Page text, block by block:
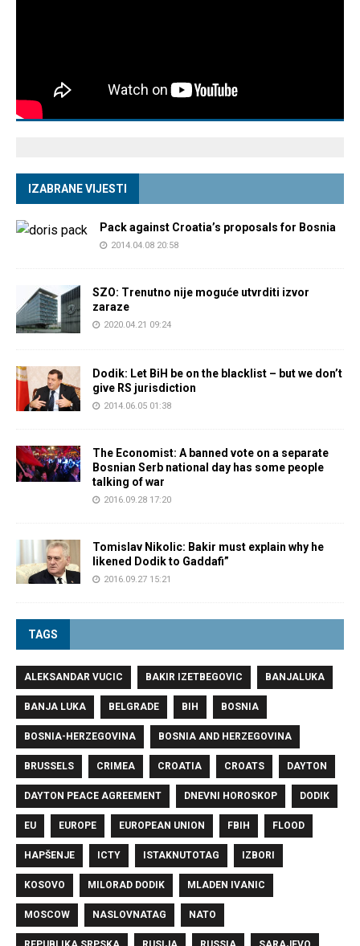
IZABRANE VIJESTI
Pack against Croatia’s proposals for Bosnia
2014.04.08 20:58
SZO: Trenutno nije moguće utvrditi izvor
zaraze
2020.04.21 09:24
Dodik: Let BiH be on the blacklist – but we don’t
give RS jurisdiction
2014.06.05 01:38
The Economist: A banned vote on a separate
Bosnian Serb national day has some people
talking of war
2016.09.28 17:20
Tomislav Nikolic: Bakir must explain why he
likened Dodik to Gaddafi”
2016.09.27 15:21
TAGS
ALEKSANDAR VUCIC BAKIR IZETBEGOVIC BANJALUKA
BANJA LUKA BELGRADE BIH BOSNIA
BOSNIA-HERZEGOVINA BOSNIA AND HERZEGOVINA
BRUSSELS CRIMEA CROATIA CROATS DAYTON
DAYTON PEACE AGREEMENT DNEVNI HOROSKOP DODIK
EU EUROPE EUROPEAN UNION FBIH FLOOD
HAPŠENJE ICTY ISTAKNUTOTAG IZBORI
KOSOVO MILORAD DODIK MLADEN IVANIC
MOSCOW NASLOVNATAG NATO